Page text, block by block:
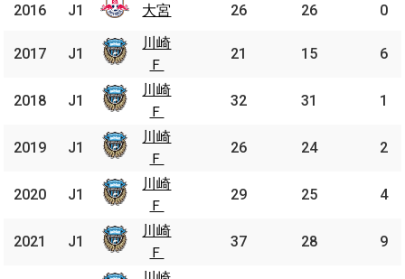
2016 大宮 26 26 0
2017
川崎
Ｆ
21 15 6
2018
川崎
Ｆ
32 31 1
2019
川崎
Ｆ
26 24 2
2020
川崎
Ｆ
29 25 4
2021
川崎
Ｆ
37 28 9
2016 J1 大宮
2017 J1
川崎
Ｆ
2018 J1
川崎
Ｆ
2019 J1
川崎
Ｆ
2020 J1
川崎
Ｆ
2021 J1
川崎
Ｆ